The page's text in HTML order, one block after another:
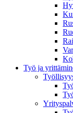
Työ ja